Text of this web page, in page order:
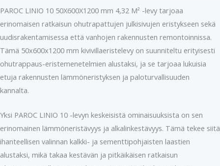
PAROC LINIO 10 50X600X1200 mm 4,32 M² -levy tarjoaa
erinomaisen ratkaisun ohutrapattujen julkisivujen eristykseen sekä
uudisrakentamisessa että vanhojen rakennusten remontoinnissa.
Tämä 50x600x1200 mm kivivillaeristelevy on suunniteltu erityisesti
ohutrappaus-eristemenetelmien alustaksi, ja se tarjoaa lukuisia
etuja rakennusten lämmöneristyksen ja paloturvallisuuden
kannalta.
Yksi PAROC LINIO 10 -levyn keskeisistä ominaisuuksista on sen
erinomainen lämmöneristävyys ja alkalinkestävyys. Tämä tekee siitä
ihanteellisen valinnan kalkki- ja sementtipohjaisten laastien
alustaksi, mikä takaa kestävän ja pitkäikäisen ratkaisun